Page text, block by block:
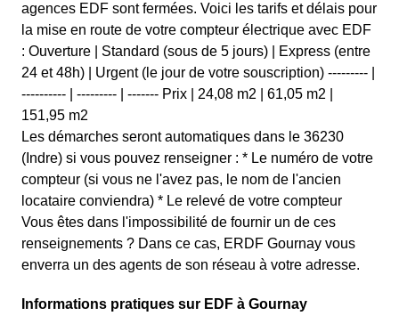
agences EDF sont fermées. Voici les tarifs et délais pour
la mise en route de votre compteur électrique avec EDF
: Ouverture | Standard (sous de 5 jours) | Express (entre
24 et 48h) | Urgent (le jour de votre souscription) --------- |
---------- | --------- | ------- Prix | 24,08 m2 | 61,05 m2 |
151,95 m2
Les démarches seront automatiques dans le 36230
(Indre) si vous pouvez renseigner : * Le numéro de votre
compteur (si vous ne l'avez pas, le nom de l'ancien
locataire conviendra) * Le relevé de votre compteur
Vous êtes dans l'impossibilité de fournir un de ces
renseignements ? Dans ce cas, ERDF Gournay vous
enverra un des agents de son réseau à votre adresse.
Informations pratiques sur EDF à Gournay